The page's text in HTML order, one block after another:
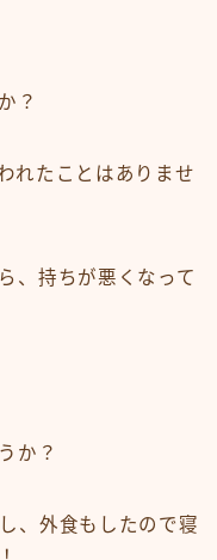
？
れたことはありませ
、持ちが悪くなって
か？
、外食もしたので寝